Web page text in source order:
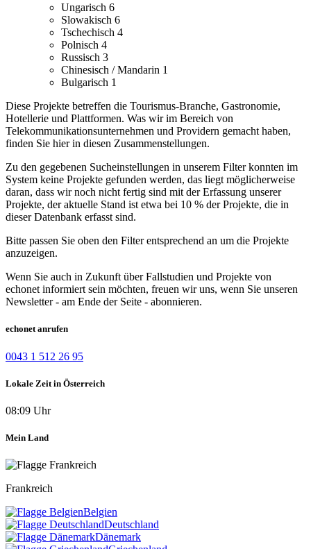
Ungarisch 6
Slowakisch 6
Tschechisch 4
Polnisch 4
Russisch 3
Chinesisch / Mandarin 1
Bulgarisch 1
Diese Projekte betreffen die Tourismus-Branche, Gastronomie,
Hotellerie und Plattformen. Was wir im Bereich von
Telekommunikationsunternehmen und Providern gemacht haben,
finden Sie hier in diesen Zusammenstellungen.
Zu den gegebenen Sucheinstellungen in unserem Filter konnten im
System keine Projekte gefunden werden, das liegt möglicherweise
daran, dass wir noch nicht fertig sind mit der Erfassung unserer
Projekte, der aktuelle Stand ist etwa bei 10 % der Projekte, die in
dieser Datenbank erfasst sind.
Bitte passen Sie oben den Filter entsprechend an um die Projekte
anzuzeigen.
Wenn Sie auch in Zukunft über Fallstudien und Projekte von
echonet informiert sein möchten, freuen wir uns, wenn Sie unseren
Newsletter - am Ende der Seite - abonnieren.
echonet anrufen
0043 1 512 26 95
Lokale Zeit in Österreich
08:09 Uhr
Mein Land
Frankreich
Belgien
Deutschland
Dänemark